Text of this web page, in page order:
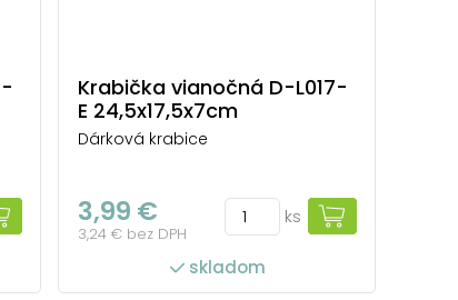
Krabička vianočná D-L017-
E 24,5x17,5x7cm
Dárková krabice
3,99 €
3,24 € bez DPH
ks
skladom